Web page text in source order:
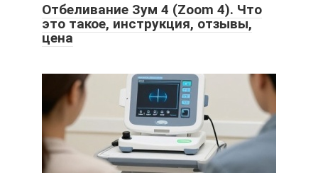
Отбеливание Зум 4 (Zoom 4). Что
это такое, инструкция, отзывы,
цена